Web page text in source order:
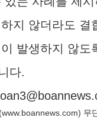
지 않더라도 결
발생하지 않도
다.
www.boannews.com) 무